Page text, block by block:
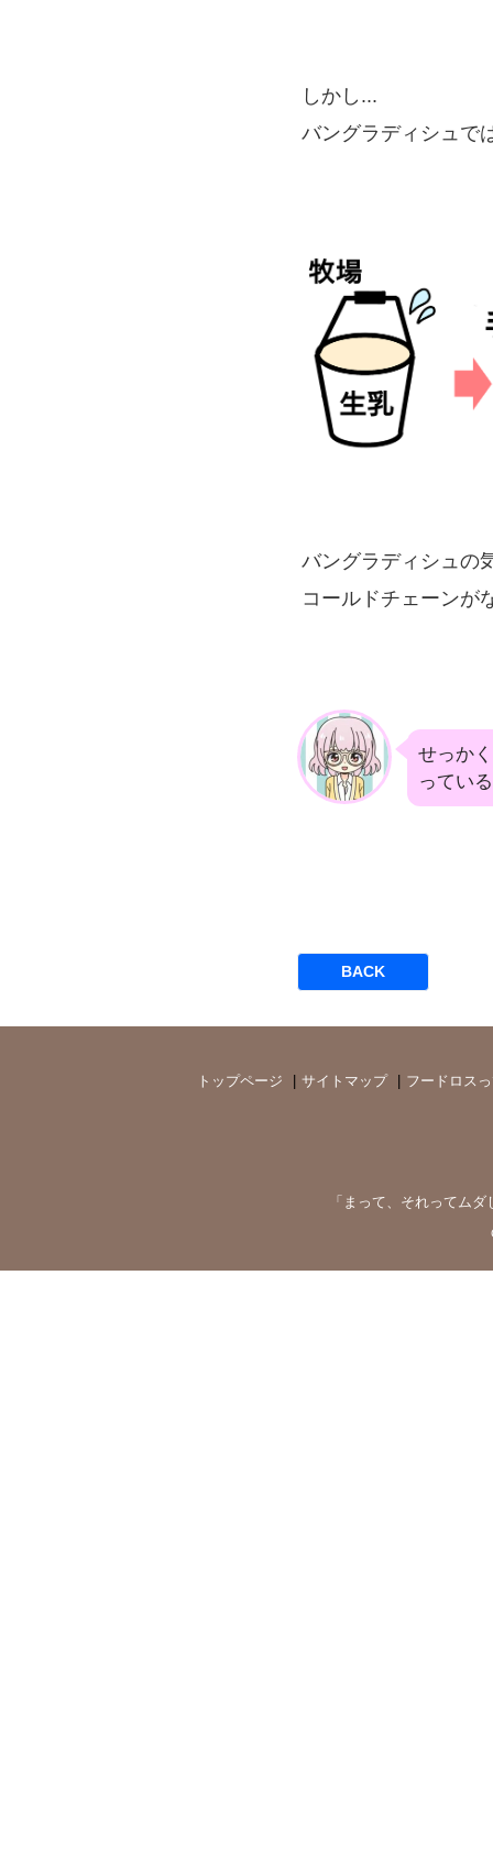
しかし...
バングラディシュで
バングラディシュの
コールドチェーンが
せっか
ってい
BACK
トップページ サイトマップ フードロス
「まって、それってム